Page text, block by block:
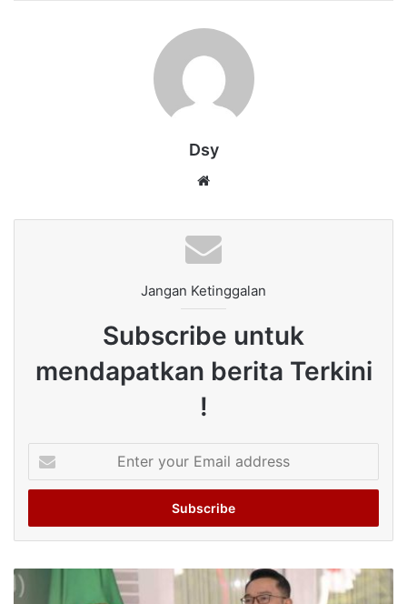
Dsy
Jangan Ketinggalan
Subscribe untuk
mendapatkan berita Terkini
!
your
Email